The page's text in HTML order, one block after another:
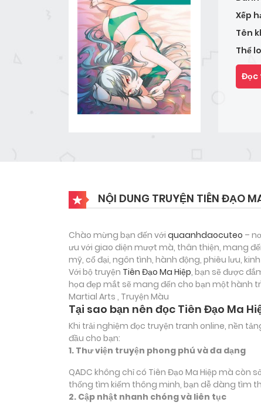
Xếp
Tên
Thể
Đọc
NỘI DUNG TRUYỆN TIÊN ĐẠO
Chào mừng bạn đến với quaanhdaocuteo –
ưu với giao diện mượt mà, thân thiện, mang
mỹ, cổ đại, ngôn tình, hành động, phiêu lưu,
Với bộ truyện Tiên Đạo Ma Hiệp, bạn sẽ được
họa đẹp mắt sẽ mang đến cho bạn một hành
Martial Arts , Truyện Màu
Tại sao bạn nên đọc Tiên Đạo Ma
Khi trải nghiệm đọc truyện tranh online, nền
đầu cho bạn:
1. Thư viện truyện phong phú và đa dạng
QADC không chỉ có Tiên Đạo Ma Hiệp mà còn
thống tìm kiếm thông minh, bạn dễ dàng tìm
2. Cập nhật nhanh chóng và liên tục